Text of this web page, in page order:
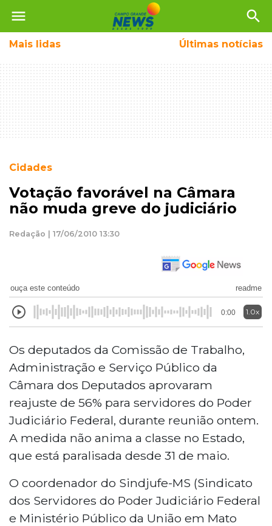
menu search
Mais lidas Últimas notícias
Cidades
Votação favorável na Câmara
não muda greve do judiciário
Redação | 17/06/2010 13:30
ouça este conteúdo readme
0:00 1.0x
Os deputados da Comissão de Trabalho,
Administração e Serviço Público da
Câmara dos Deputados aprovaram
reajuste de 56% para servidores do Poder
Judiciário Federal, durante reunião ontem.
A medida não anima a classe no Estado,
que está paralisada desde 31 de maio.
O coordenador do Sindjufe-MS (Sindicato
dos Servidores do Poder Judiciário Federal
e Ministério Público da União em Mato